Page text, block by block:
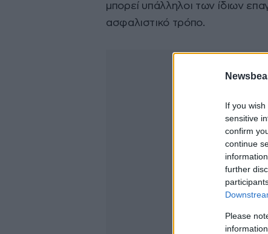
If you
sensitive
confirm
continue
further
Please
μπορεί υπάλληλοι των ίδιων
ασφαλιστικό τρόπο.